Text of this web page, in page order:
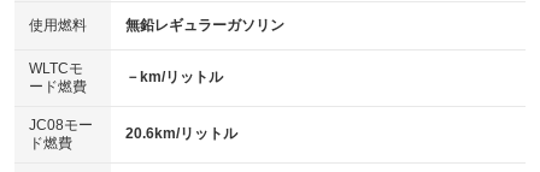
100V電源
：装備なし
センターデフロック
：装備なし
電動格納ミラー
：装備あり
バックカメラ
：装備あり
エアロ
：装備なし
：装備なし
パワーシート
使用燃料 無鉛レギュラーガソリン
WLTCモ
ード燃費
－km/リットル
JC08モー
ド燃費
20.6km/リットル